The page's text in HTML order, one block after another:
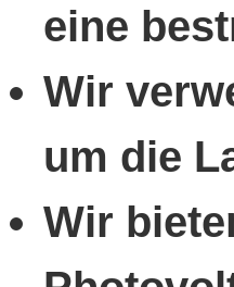
eine
Wir
um die
Wir